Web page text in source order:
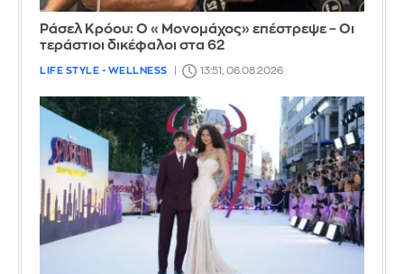
Ράσελ Κρόου: Ο «Μονομάχος» επέστρεψε – Οι
τεράστιοι δικέφαλοι στα 62
LIFE STYLE - WELLNESS 13:51, 06.08.2026